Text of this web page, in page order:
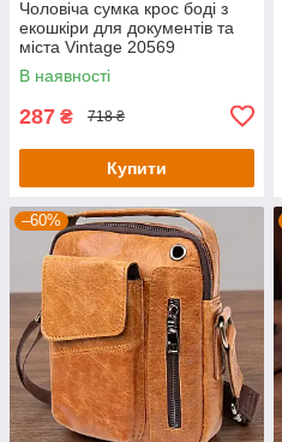
Чоловіча сумка крос боді з
екошкіри для документів та
міста Vintage 20569
Коричнева
В наявності
287 ₴ 718 ₴
Купити
–60%